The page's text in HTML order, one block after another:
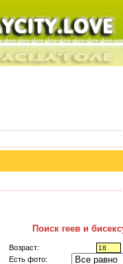
Поиск геев и
Возраст:
Есть фото: